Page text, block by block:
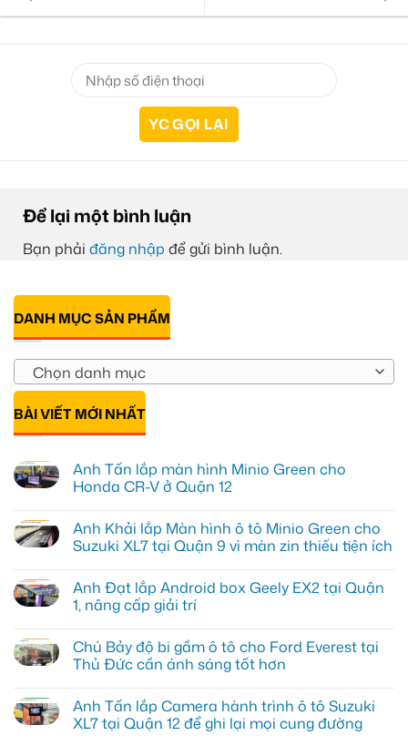
Để lại một bình luận
Bạn phải đăng nhập để gửi bình luận.
DANH MỤC SẢN PHẨM
Chọn danh mục
BÀI VIẾT MỚI NHẤT
Anh Tấn lắp màn hình Minio Green cho
Honda CR-V ở Quận 12
bình
luận
ở
lắp
màn
hình
cho
Honda
CR-
Quận
12
Anh Khải lắp Màn hình ô tô Minio Green cho
Suzuki XL7 tại Quận 9 vì màn zin thiếu tiện ích
bình
luận
ở
lắp
Màn
hình
Minio
Green
cho
Anh Đạt lắp Android box Geely EX2 tại Quận
1, nâng cấp giải trí
bình
luận
ở
lắp
Android
box
Chú Bảy độ bi gầm ô tô cho Ford Everest tại
Thủ Đức cần ánh sáng tốt hơn
bình
luận
ở
Anh Tấn lắp Camera hành trình ô tô Suzuki
XL7 tại Quận 12 để ghi lại mọi cung đường